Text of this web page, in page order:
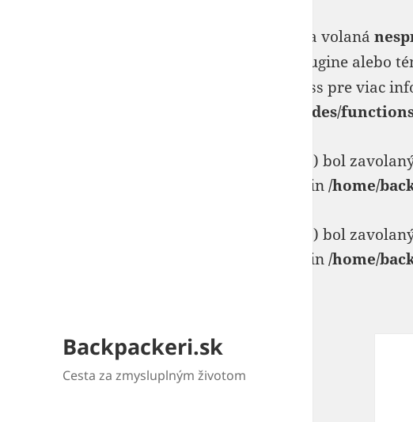
: _load_textdomain_just_in_time bola volaná
zvyčajne indikátor toho, že nejaký kód v plugine alebo
Debugovanie vo WordPress pre viac
/home/backpackeri/public_html/wp-includes/
: WP_Dependencies->add_data() bol
ignorujú všetky podporované prehliadače. in/home/
: WP_Dependencies->add_data() bol
ignorujú všetky podporované prehliadače. in/home/
Backpackeri.sk
Cesta za zmysluplným životom